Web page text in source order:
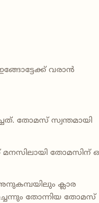
വരാൻ
തോമസ് സ്വന്തമായി
മനസിലായി തോമസിന്
ക്ലാര
തോന്നിയ തോമസ്